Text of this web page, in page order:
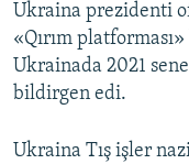
Ukraina prezidenti
«Qırım
Ukrainada 2021
bildirgen edi.
Ukraina Tış işler